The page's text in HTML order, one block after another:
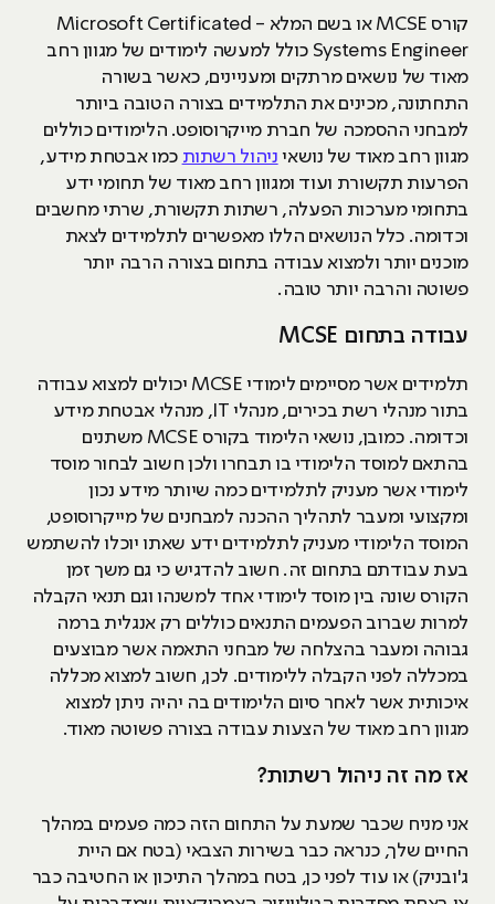
קורס MCSE או בשם המלא - Microsoft Certificated
Systems Engineer כולל למעשה לימודים של מגוון רחב
מאוד של נושאים מרתקים ומעניינים, כאשר בשורה
התחתונה, מכינים את התלמידים בצורה הטובה ביותר
למבחני ההסמכה של חברת מייקרוסופט. הלימודים כוללים
מגוון רחב מאוד של נושאי ניהול רשתות כמו אבטחת מידע,
הפרעות תקשורת ועוד ומגוון רחב מאוד של תחומי ידע
בתחומי מערכות הפעלה, רשתות תקשורת, שרתי מחשבים
וכדומה. כלל הנושאים הללו מאפשרים לתלמידים לצאת
מוכנים יותר ולמצוא עבודה בתחום בצורה הרבה יותר
פשוטה והרבה יותר טובה.
עבודה בתחום MCSE
תלמידים אשר מסיימים לימודי MCSE יכולים למצוא עבודה
בתור מנהלי רשת בכירים, מנהלי IT, מנהלי אבטחת מידע
וכדומה. כמובן, נושאי הלימוד בקורס MCSE משתנים
בהתאם למוסד הלימודי בו תבחרו ולכן חשוב לבחור מוסד
לימודי אשר מעניק לתלמידים כמה שיותר מידע נכון
ומקצועי ומעבר לתהליך ההכנה למבחנים של מייקרוסופט,
המוסד הלימודי מעניק לתלמידים ידע שאתו יוכלו להשתמש
בעת עבודתם בתחום זה. חשוב להדגיש כי גם משך זמן
הקורס שונה בין מוסד לימודי אחד למשנהו וגם תנאי הקבלה
למרות שברוב הפעמים התנאים כוללים רק אנגלית ברמה
גבוהה ומעבר בהצלחה של מבחני התאמה אשר מבוצעים
במכללה לפני הקבלה ללימודים. לכן, חשוב למצוא מכללה
איכותית אשר לאחר סיום הלימודים בה יהיה ניתן למצוא
מגוון רחב מאוד של הצעות עבודה בצורה פשוטה מאוד.
אז מה זה ניהול רשתות?
אני מניח שכבר שמעת על התחום הזה כמה פעמים במהלך
החיים שלך, כנראה כבר בשירות הצבאי (בטח אם היית
ג'ובניק) או עוד לפני כן, בטח במהלך התיכון או החטיבה כבר